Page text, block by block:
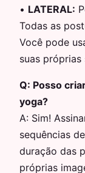
• LATERAL:
Todas as
Você pode
suas próprias
Q: Posso
yoga?
A: Sim!
sequências
duração das
próprias